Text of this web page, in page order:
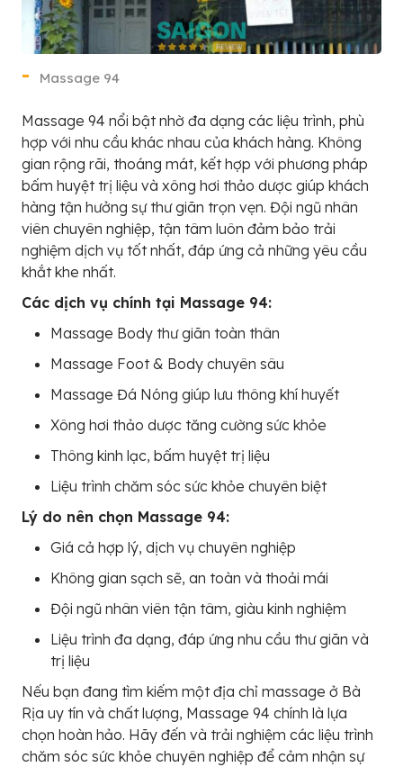
Massage 94
Massage 94 nổi bật nhờ đa dạng các liệu trình, phù
hợp với nhu cầu khác nhau của khách hàng. Không
gian rộng rãi, thoáng mát, kết hợp với phương pháp
bấm huyệt trị liệu và xông hơi thảo dược giúp khách
hàng tận hưởng sự thư giãn trọn vẹn. Đội ngũ nhân
viên chuyên nghiệp, tận tâm luôn đảm bảo trải
nghiệm dịch vụ tốt nhất, đáp ứng cả những yêu cầu
khắt khe nhất.
Các dịch vụ chính tại Massage 94:
Massage Body thư giãn toàn thân
Massage Foot & Body chuyên sâu
Massage Đá Nóng giúp lưu thông khí huyết
Xông hơi thảo dược tăng cường sức khỏe
Thông kinh lạc, bấm huyệt trị liệu
Liệu trình chăm sóc sức khỏe chuyên biệt
Lý do nên chọn Massage 94:
Giá cả hợp lý, dịch vụ chuyên nghiệp
Không gian sạch sẽ, an toàn và thoải mái
Đội ngũ nhân viên tận tâm, giàu kinh nghiệm
Liệu trình đa dạng, đáp ứng nhu cầu thư giãn và
trị liệu
Nếu bạn đang tìm kiếm một địa chỉ massage ở Bà
Rịa uy tín và chất lượng, Massage 94 chính là lựa
chọn hoàn hảo. Hãy đến và trải nghiệm các liệu trình
chăm sóc sức khỏe chuyên nghiệp để cảm nhận sự